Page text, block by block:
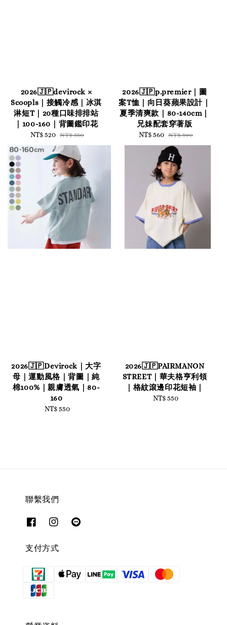
2026🇯🇵devirock ×
Scoopls｜接觸冷感｜冰淇
淋短T｜20種口味排排站
｜100-160｜背圖鑑印花
Sale
price
NT$ 520 Regular
price
NT$ 550
2026🇯🇵p.premier｜圖
案T恤｜向日葵蘋果設計｜
夏季清爽款｜80-140cm｜
兄妹配套穿著版
Sale
price
NT$ 560 Regular
price
NT$ 590
2026🇯🇵Devirock｜大字
母｜運動風格｜背圖｜純
棉100%｜親膚透氣｜80-
160
Regular
NT$ 550
2026🇯🇵PAIRMANON
STREET｜華夫格亨利領
｜格紋滾邊印花短袖｜
Regular
NT$ 550
聯繫我們
支付方式